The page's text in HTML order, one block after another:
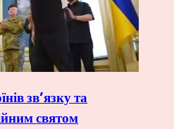
зв’язку та
святом